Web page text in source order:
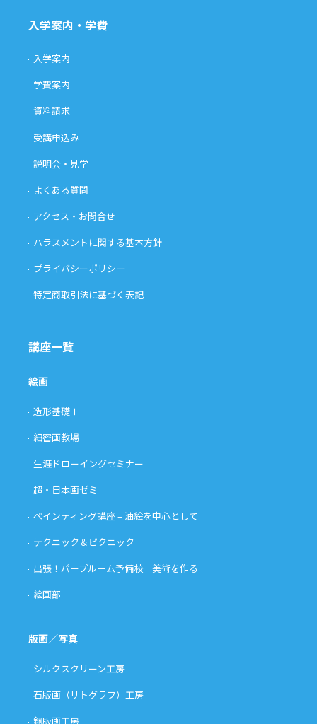
入学案内・学費
入学案内
学費案内
資料請求
受講申込み
説明会・見学
よくある質問
アクセス・お問合せ
ハラスメントに関する基本方針
プライバシーポリシー
特定商取引法に基づく表記
講座一覧
絵画
造形基礎Ⅰ
細密画教場
生涯ドローイングセミナー
超・日本画ゼミ
ペインティング講座 – 油絵を中心として
テクニック＆ピクニック
出張！パープルーム予備校 美術を作る
絵画部
版画／写真
シルクスクリーン工房
石版画（リトグラフ）工房
銅版画工房